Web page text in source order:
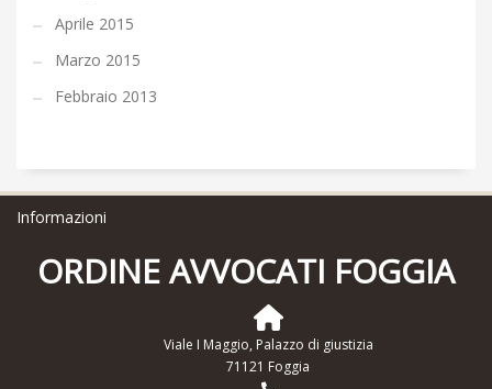
Aprile 2015
Marzo 2015
Febbraio 2013
Informazioni
ORDINE AVVOCATI FOGGIA
Viale I Maggio, Palazzo di giustizia
71121 Foggia